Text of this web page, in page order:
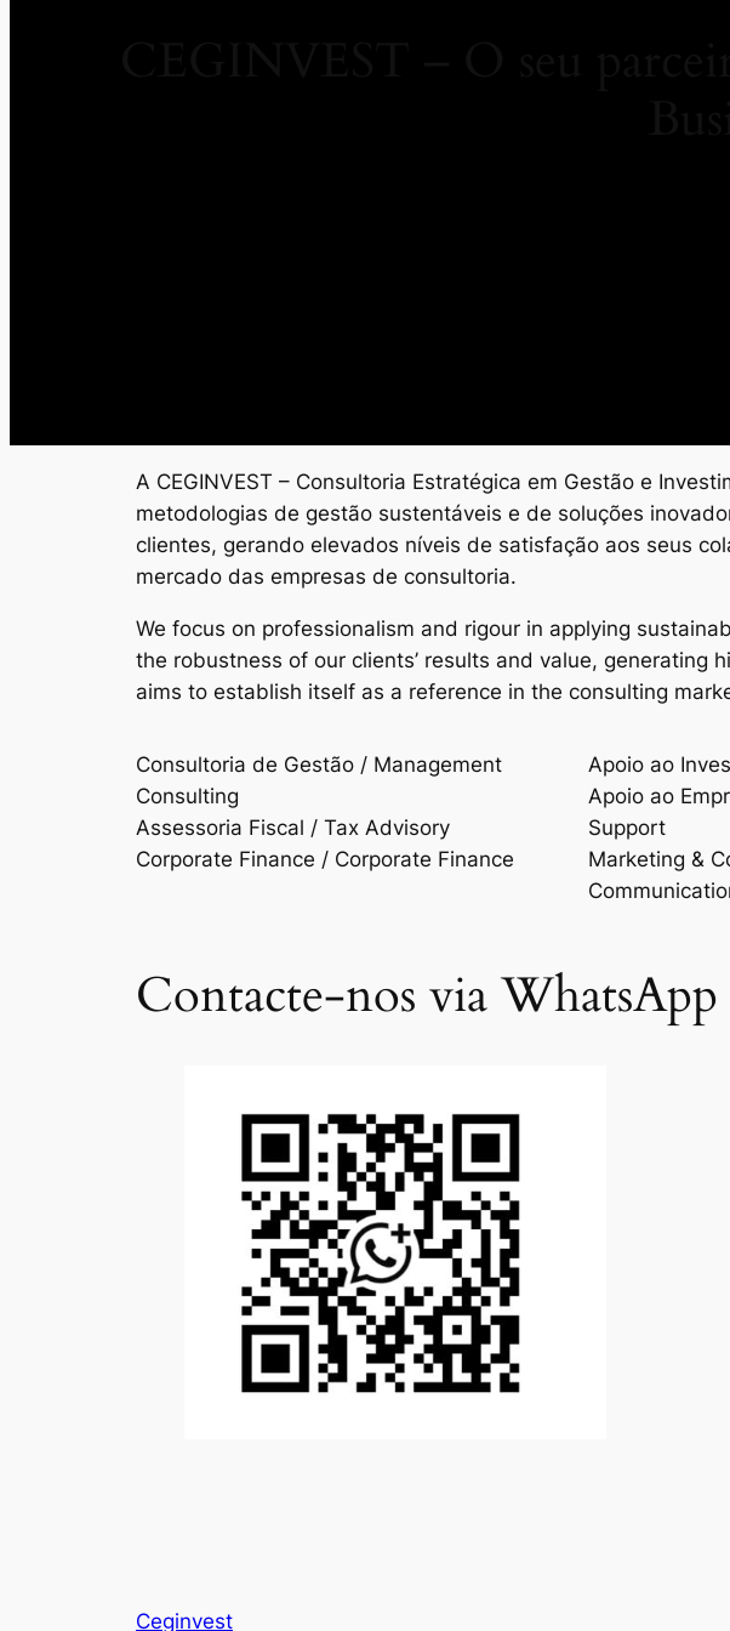
A CEGINVEST – Consultoria Estratégica em Gestão e
metodologias de gestão sustentáveis e de soluções
clientes, gerando elevados níveis de satisfação aos seus
mercado das empresas de consultoria.
We focus on professionalism and rigour in applying
the robustness of our clients’ results and value, generating
aims to establish itself as a reference in the consulting
Consultoria de Gestão / Management
Consulting
Assessoria Fiscal / Tax Advisory
Corporate Finance / Corporate Finance
Apoio ao
Apoio ao
Support
Marketing &
Contacte-nos via
Ceginvest